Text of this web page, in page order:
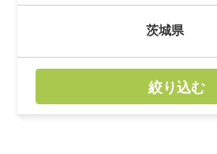
絞り込む